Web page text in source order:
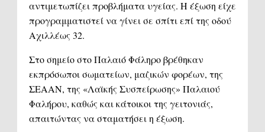
αντιμετωπίζει προβλήματα υγείας. Η έξωση είχε
προγραμματιστεί να γίνει σε σπίτι επί της οδού
Αχιλλέως 32.
Στο σημείο στο Παλαιό Φάληρο βρέθηκαν
εκπρόσωποι σωματείων, μαζικών φορέων, της
ΣΕΑΑΝ, της «Λαϊκής Συσπείρωσης» Παλαιού
Φαλήρου, καθώς και κάτοικοι της γειτονιάς,
απαιτώντας να σταματήσει η έξωση.